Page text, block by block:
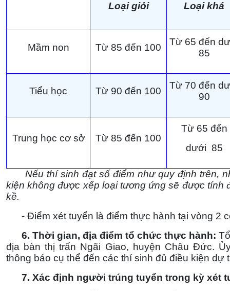
Loại giỏi Loại khá
Mầm non Từ 85 đến 100
Từ 65 đến
85
Tiểu học Từ 90 đến 100
Từ 70 đến
90
Trung học cơ sở Từ 85 đến 100
Từ 65 đến
dưới 85
Nếu thí sinh đạt số điểm như quy định trên,
kiện không được xếp loại tương ứng sẽ được tính
kề.
- Điểm xét tuyển là điểm thực hành tại vòng 2
6. Thời gian, địa điểm tổ chức thực hành:
địa bàn thị trấn Ngãi Giao, huyện Châu Đức.
thông báo cụ thể đến các thí sinh đủ điều kiện dự
7. Xác định người trúng tuyển trong kỳ xét